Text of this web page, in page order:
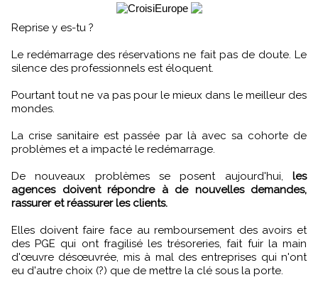
Reprise y es-tu ?
Le redémarrage des réservations ne fait pas de doute. Le
silence des professionnels est éloquent.
Pourtant tout ne va pas pour le mieux dans le meilleur des
mondes.
La crise sanitaire est passée par là avec sa cohorte de
problèmes et a impacté le redémarrage.
De nouveaux problèmes se posent aujourd'hui, les
agences doivent répondre à de nouvelles demandes,
rassurer et réassurer les clients.
Elles doivent faire face au remboursement des avoirs et
des PGE qui ont fragilisé les trésoreries, fait fuir la main
d'œuvre désœuvrée, mis à mal des entreprises qui n'ont
eu d'autre choix (?) que de mettre la clé sous la porte.